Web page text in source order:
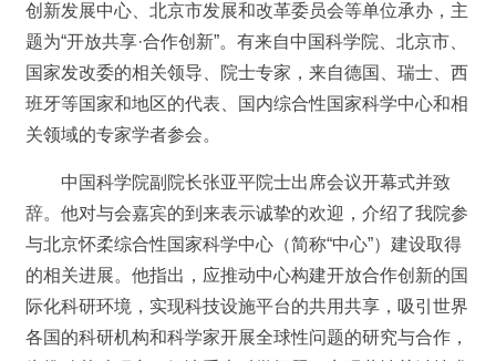
创新发展中心、北京市发展和改革委员会等单位承办，主
题为“开放共享·合作创新”。有来自中国科学院、北京市、
国家发改委的相关领导、院士专家，来自德国、瑞士、西
班牙等国家和地区的代表、国内综合性国家科学中心和相
关领域的专家学者参会。
中国科学院副院长张亚平院士出席会议开幕式并致
辞。他对与会嘉宾的到来表示诚挚的欢迎，介绍了我院参
与北京怀柔综合性国家科学中心（简称“中心”）建设取得
的相关进展。他指出，应推动中心构建开放合作创新的国
际化科研环境，实现科技设施平台的共用共享，吸引世界
各国的科研机构和科学家开展全球性问题的研究与合作，